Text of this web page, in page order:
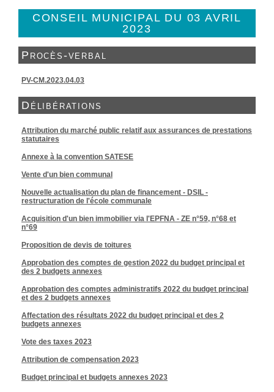
CONSEIL MUNICIPAL DU 03 AVRIL
2023
Procès-verbal
PV-CM.2023.04.03
Délibérations
Attribution du marché public relatif aux assurances de prestations
statutaires
Annexe à la convention SATESE
Vente d'un bien communal
Nouvelle actualisation du plan de financement - DSIL -
restructuration de l'école communale
Acquisition d'un bien immobilier via l'EPFNA - ZE n°59, n°68 et
n°69
Proposition de devis de toitures
Approbation des comptes de gestion 2022 du budget principal et
des 2 budgets annexes
Approbation des comptes administratifs 2022 du budget principal
et des 2 budgets annexes
Affectation des résultats 2022 du budget principal et des 2
budgets annexes
Vote des taxes 2023
Attribution de compensation 2023
Budget principal et budgets annexes 2023